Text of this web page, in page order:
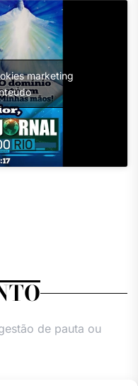
marketing
de pauta ou